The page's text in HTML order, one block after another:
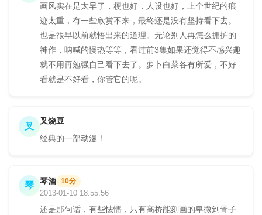
画风实在是太早了，梗也好，人设也好，上个世纪的痕
迹太重，有一些欣赏不来，最终还是没有坚持看下去。
也是很早以前就悟出来的道理。无论别人再怎么拥护的
神作，呐喊的慢热等等，看过前3集如果还觉得不感兴趣
就不用再勉强自己看下去了。萝卜白菜各有所爱，不好
看就是不好看，你管它的呢。
叉
叉烧豆
经典的一部动漫！
琴 琴酒 10分
2013-01-10 18:55:56
还是那句话，有些怯懦，只有高桥能刻画的卑微到骨子